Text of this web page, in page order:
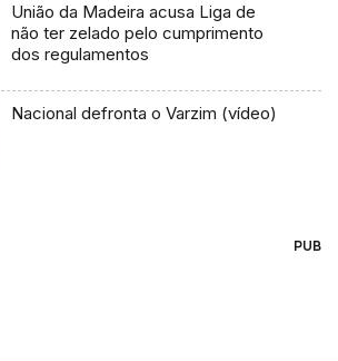
União da Madeira acusa Liga de
não ter zelado pelo cumprimento
dos regulamentos
Nacional defronta o Varzim (vídeo)
PUB